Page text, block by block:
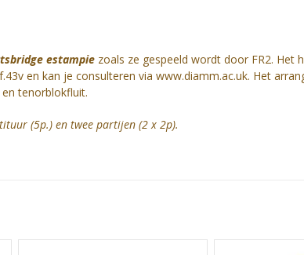
estampie zoals ze gespeeld wordt door FR2. Het
en kan je consulteren via www.diamm.ac.uk. Het
tenorblokfluit.
(5p.) en twee partijen (2 x 2p).